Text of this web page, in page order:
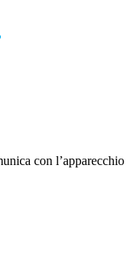
con